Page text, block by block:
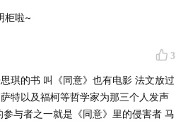
和柯西胥
柜啦~
3
琪的书 叫《同意》也有电影 法文放过
特以及福柯等哲学家为那三个人发声
与者之一就是《同意》里的侵害者 马